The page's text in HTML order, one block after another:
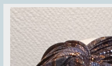
quantité
de
Bandeau
ocre
Ref6.1